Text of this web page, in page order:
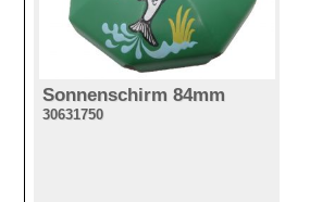
Sonnenschirm 84mm
30631750